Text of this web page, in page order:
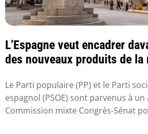
L’Espagne veut encadrer
des nouveaux produits de la
Le Parti populaire (PP) et le Parti
espagnol (PSOE) sont parvenus à
Commission mixte Congrès-Sénat